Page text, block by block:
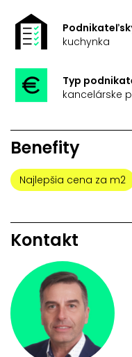
kuchynka
Typ
kancelárske
Benefity
Najlepšia cena za m2
Kontakt